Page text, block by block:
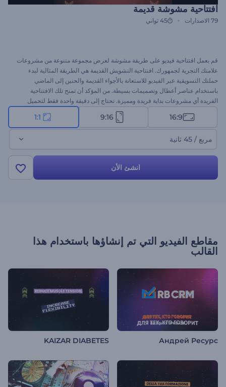
افتتاحية مشوشة قديمة
79 الاصدارات 45 ثواني
قم بعمل افتتاحية فيديو على طريقة مشوشة لعرض مجموعة متنوعة من مشروعات
علامتك التجرية لجمهورك. افتتاحية التشويش القديمة هي الطريقة المثالية لبدء
حملتك التسويقية عبر الفيديو للاستعانة بالأجواء القديمة والحنين إلى الماضي
باستخدام عناصر أعطال وتصميمات بسيطة. من المؤكد أن تمنح تلك الافتتاحية
الفريدة أي مشروعات بداية فريدة ومميزة. تحتاج إلى دقيقة واحدة فقط لتحميل
صورك ومقاطع الفيديو وكتابة المحتوى النصي الخاص بك للحصول على افتتاحية
فيديو احترافية. مثالية للترويج للمنتجات الجديدة، والدعوات للفعاليات، والعروض
التقديمية للعلامة التجارية، وعروض الشرائح المتحركة، وما إلى ذلك. جرب الآن!
16:9
9:16
1:1
مربع / 45 ثانية
انشئ الأن
مقاطع الفيديو التي تم إنشاؤها باستخدام هذا
القالب
Андрей Ресурс
KAIZAR DIABETES